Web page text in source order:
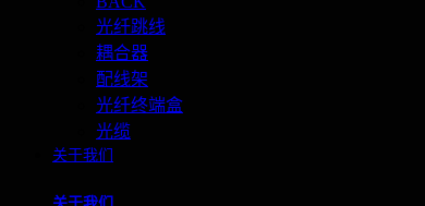
光纤跳线
耦合器
配线架
光纤终端盒
光缆
关于我们